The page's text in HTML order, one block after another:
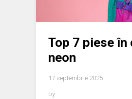
Top 7 piese în
neon
17 septembrie 2025
by